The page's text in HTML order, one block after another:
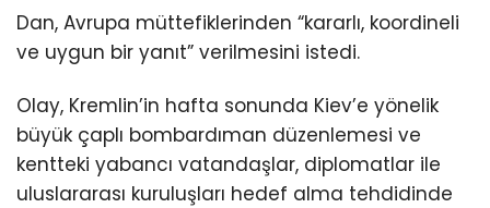
Dan, Avrupa müttefiklerinden “kararlı, koordineli
ve uygun bir yanıt” verilmesini istedi.
Olay, Kremlin’in hafta sonunda Kiev’e yönelik
büyük çaplı bombardıman düzenlemesi ve
kentteki yabancı vatandaşlar, diplomatlar ile
uluslararası kuruluşları hedef alma tehdidinde